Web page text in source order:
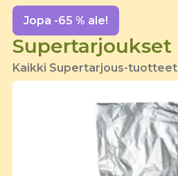
Jopa -65 % ale!
Supertarjoukset
Kaikki Supertarjous-tuotteet